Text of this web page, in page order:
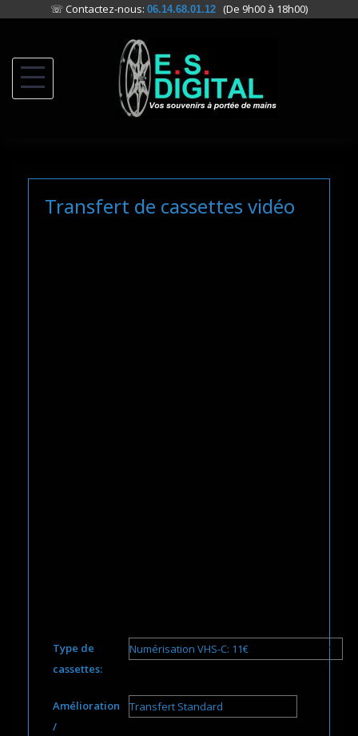
☏ Contactez-nous: 06.14.68.01.12 (De 9h00 à 18h00)
content
Transfert de cassettes vidéo
Type de
cassettes:
Amélioration
/